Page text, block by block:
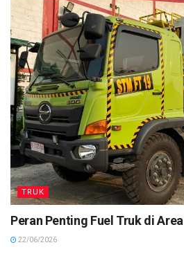
TRUK
Peran Penting Fuel Truk di
22/06/2026